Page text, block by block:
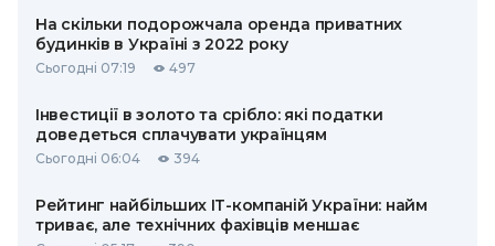
На скільки подорожчала оренда приватних
будинків в Україні з 2022 року
Сьогодні 07:19 497
Інвестиції в золото та срібло: які податки
доведеться сплачувати українцям
Сьогодні 06:04 394
Рейтинг найбільших ІТ-компаній України: найм
триває, але технічних фахівців меншає